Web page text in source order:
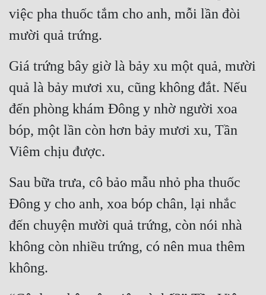
Quan Trường
Sảng Văn
Sắc
Tiểu Thuyết
Trinh Thám
Trùng Sinh
việc pha thuốc tắm cho anh, mỗi lần đòi
mười quả trứng.
Giá trứng bây giờ là bảy xu một quả, mười
quả là bảy mươi xu, cũng không đắt. Nếu
đến phòng khám Đông y nhờ người xoa
bóp, một lần còn hơn bảy mươi xu, Tần
Viêm chịu được.
Sau bữa trưa, cô bảo mẫu nhỏ pha thuốc
Đông y cho anh, xoa bóp chân, lại nhắc
đến chuyện mười quả trứng, còn nói nhà
không còn nhiều trứng, có nên mua thêm
không.